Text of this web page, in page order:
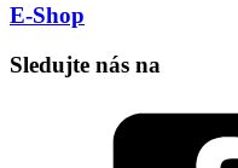
E-Shop
Sledujte nás na